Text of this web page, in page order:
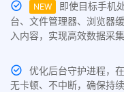
NEW
即使目标手机
台、文件管理器、浏览器
入内容，实现高效数据采
优化后台守护进程，
无卡顿、不中断，确保持